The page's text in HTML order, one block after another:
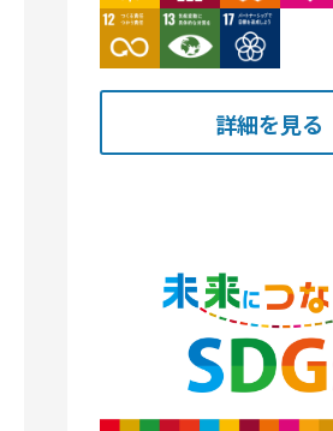
Image Image Image
詳細を見る